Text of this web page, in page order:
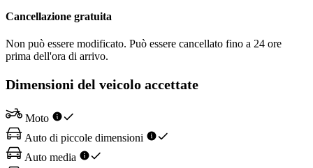
Cancellazione gratuita
Non può essere modificato. Può essere cancellato fino a 24 ore
prima dell'ora di arrivo.
Dimensioni del veicolo accettate
Moto
Auto di piccole dimensioni
Auto media